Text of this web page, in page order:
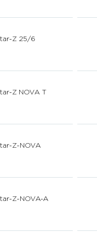
Z 25/6
Z NOVA T
Z-NOVA
Z-NOVA-A